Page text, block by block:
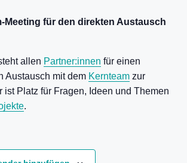
Meeting für den direkten Austausch
allen Partner:innen für einen
Austausch mit dem Kernteam zur
ist Platz für Fragen, Ideen und Themen
.